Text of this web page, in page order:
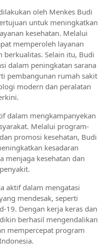
oleh Menkes Budi
untuk meningkatkan
kesehatan. Melalui
memperoleh layanan
berkualitas. Selain itu, Budi
dalam peningkatan sarana
pembangunan rumah sakit
modern dan peralatan
dalam mengkampanyekan
Melalui program-
promosi kesehatan, Budi
kesadaran
menjaga kesehatan dan
aktif dalam mengatasi
mendesak, seperti
19. Dengan kerja keras dan
berhasil mengendalikan
mempercepat program